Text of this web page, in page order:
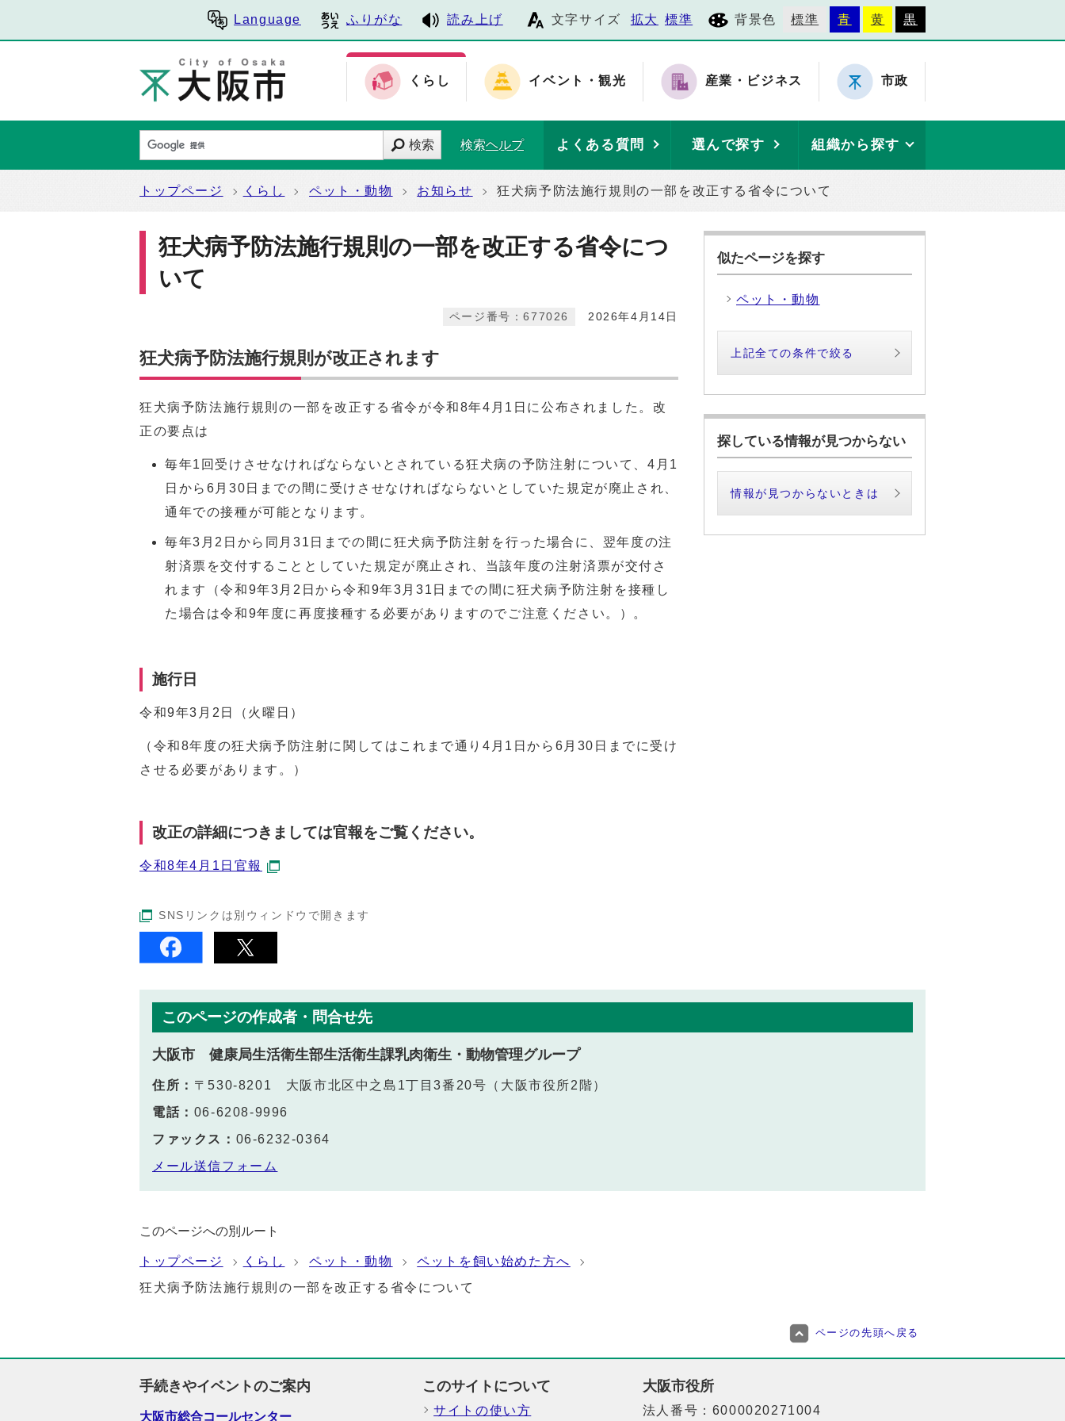
Language ふりがな 読み上げ 文字サイズ 拡大 標準 背景色 標準 青 黄 黒
くらし イベント・観光 産業・ビジネス 市政
検索 検索ヘルプ よくある質問 選んで探す 組織から探す
トップページ くらし ペット・動物 お知らせ 狂犬病予防法施行規則の一部を改正する省令について
狂犬病予防法施行規則の一部を改正する省令につ
いて
2026年4月14日
ページ番号：677026
狂犬病予防法施行規則が改正されます
狂犬病予防法施行規則の一部を改正する省令が令和8年4月1日に公布されました。改
正の要点は
毎年1回受けさせなければならないとされている狂犬病の予防注射について、4月1
日から6月30日までの間に受けさせなければならないとしていた規定が廃止され、
通年での接種が可能となります。
毎年3月2日から同月31日までの間に狂犬病予防注射を行った場合に、翌年度の注
射済票を交付することとしていた規定が廃止され、当該年度の注射済票が交付さ
れます（令和9年3月2日から令和9年3月31日までの間に狂犬病予防注射を接種し
た場合は令和9年度に再度接種する必要がありますのでご注意ください。）。
施行日
令和9年3月2日（火曜日）
（令和8年度の狂犬病予防注射に関してはこれまで通り4月1日から6月30日までに受け
させる必要があります。）
改正の詳細につきましては官報をご覧ください。
令和8年4月1日官報
SNSリンクは別ウィンドウで開きます
似たページを探す
ペット・動物
上記全ての条件で絞る
探している情報が見つからない
情報が見つからないときは
このページの作成者・問合せ先
大阪市 健康局生活衛生部生活衛生課乳肉衛生・動物管理グループ
住所： 〒530-8201 大阪市北区中之島1丁目3番20号（大阪市役所2階）
電話： 06-6208-9996
ファックス： 06-6232-0364
メール送信フォーム
このページへの別ルート
トップページ くらし ペット・動物
ペットを飼い始めた方へ
狂犬病予防法施行規則の一部を改正する省令について
ページの先頭へ戻る
手続きやイベントのご案内
大阪市総合コールセンター
このサイトについて
サイトの使い方
大阪市役所
法人番号：6000020271004